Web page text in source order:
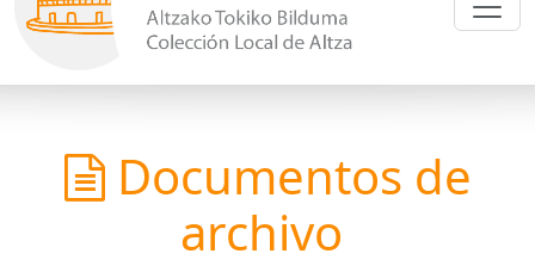
Documentos de
archivo